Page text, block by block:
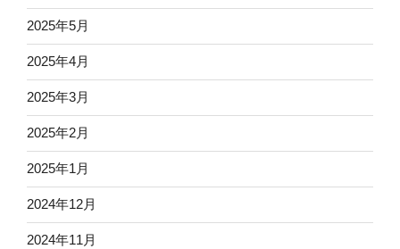
2025年5月
2025年4月
2025年3月
2025年2月
2025年1月
2024年12月
2024年11月